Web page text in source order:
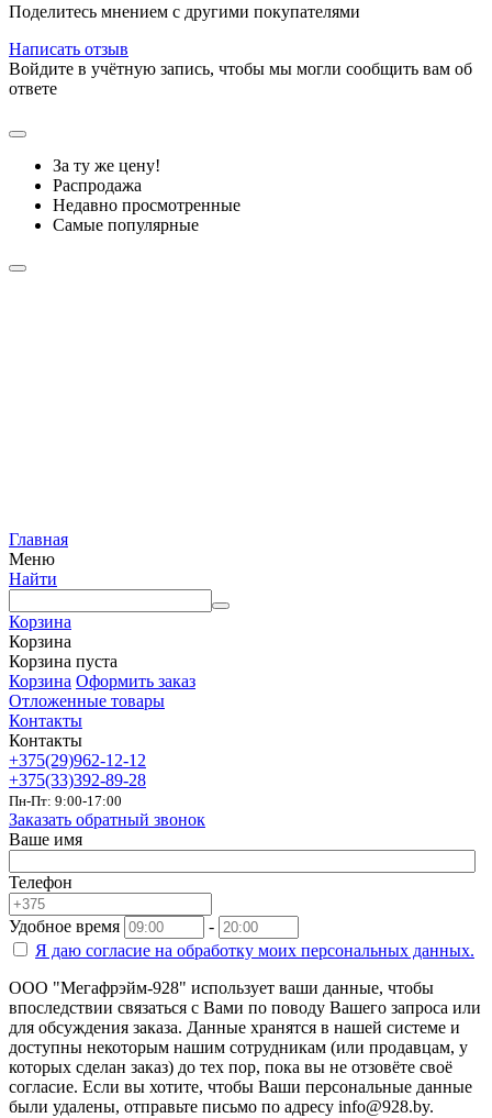
Поделитесь мнением с другими покупателями
Написать отзыв
Войдите в учётную запись, чтобы мы могли сообщить вам об
ответе
За ту же цену!
Распродажа
Недавно просмотренные
Самые популярные
Главная
Меню
Найти
Корзина
Корзина
Корзина пуста
Корзина Оформить заказ
Отложенные товары
Контакты
Контакты
+375(29)962-12-12
+375(33)392-89-28
Пн-Пт: 9:00-17:00
Заказать обратный звонок
Ваше имя
Телефон
Удобное время
-
Я даю согласие на обработку моих персональных данных.
ООО "Мегафрэйм-928" использует ваши данные, чтобы
впоследствии связаться с Вами по поводу Вашего запроса или
для обсуждения заказа. Данные хранятся в нашей системе и
доступны некоторым нашим сотрудникам (или продавцам, у
которых сделан заказ) до тех пор, пока вы не отзовёте своё
согласие. Если вы хотите, чтобы Ваши персональные данные
были удалены, отправьте письмо по адресу info@928.by.